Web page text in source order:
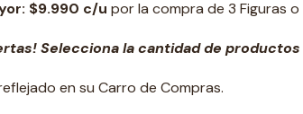
$9.990 c/u por la compra de 3 Figuras o
Selecciona la cantidad de productos
en su Carro de Compras.